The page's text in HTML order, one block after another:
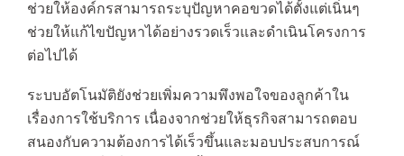
ช่วยให้องค์กรสามารถระบุปัญหาคอขวดได้ตั้งแต่เนิ่นๆ
ช่วยให้แก้ไขปัญหาได้อย่างรวดเร็วและดำเนินโครงการ
ต่อไปได้
ระบบอัตโนมัติยังช่วยเพิ่มความพึงพอใจของลูกค้าใน
เรื่องการใช้บริการ เนื่องจากช่วยให้ธุรกิจสามารถตอบ
สนองกับความต้องการได้เร็วขึ้นและมอบประสบการณ์